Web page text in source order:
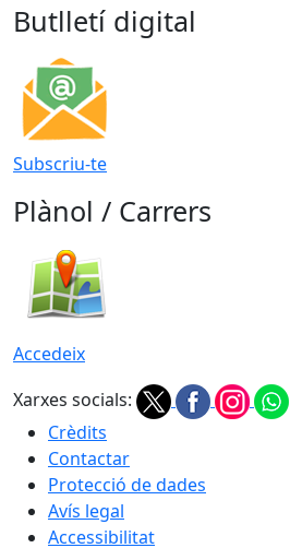
Butlletí digital
Subscriu-te
Plànol / Carrers
Accedeix
Xarxes socials:
Crèdits
Contactar
Protecció de dades
Avís legal
Accessibilitat